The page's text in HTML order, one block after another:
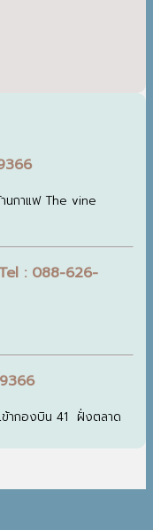
นกาแฟ The vine
: 088-626-
ากองบิน 41 ฝั่งตลาด